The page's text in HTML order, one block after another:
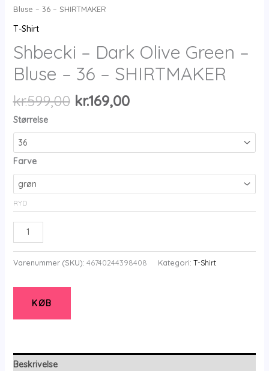
Bluse – 36 – SHIRTMAKER
T-Shirt
Shbecki – Dark Olive Green –
Bluse – 36 – SHIRTMAKER
kr.599,00 Den
pris
kr.169,00Den
pris
Størrelse
Farve
RYD
Shbecki
-
Dark
Green
Bluse
-
Varenummer (SKU): 46740244398408 Kategori: T-Shirt
KØB
Beskrivelse